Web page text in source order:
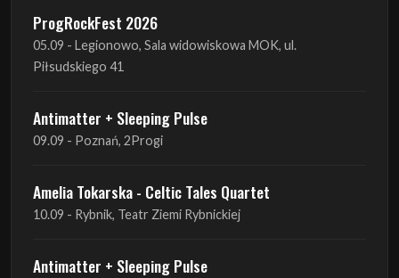
ProgRockFest 2026
05.09 - Legionowo, Sala widowiskowa MOK, ul.
Piłsudskiego 41
Antimatter + Sleeping Pulse
09.09 - Poznań, 2Progi
Amelia Tokarska - Celtic Tales Quartet
10.09 - Rybnik, Teatr Ziemi Rybnickiej
Antimatter + Sleeping Pulse